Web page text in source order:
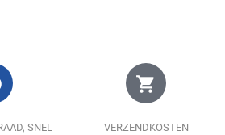
SNEL
shopping_cart
VERZENDKOSTEN